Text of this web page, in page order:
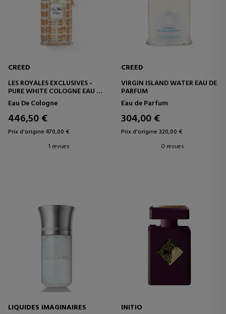
CREED
LES ROYALES EXCLUSIVES -
PURE WHITE COLOGNE EAU DE
COLOGNE
Eau De Cologne
446,50 €
Prix d'origine 470,00 €
1 revues
CREED
VIRGIN ISLAND WATER EAU DE
PARFUM
Eau de Parfum
304,00 €
Prix d'origine 320,00 €
0 revues
LIQUIDES IMAGINAIRES
INITIO